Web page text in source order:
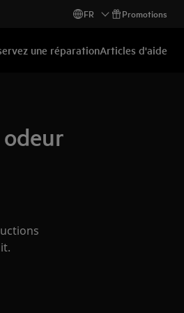
FR Promotions
une réparationArticles d'aide